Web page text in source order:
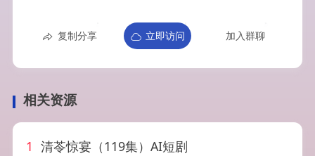
复制分享 立即访问 加入群聊
相关资源
1 清苓惊宴（119集）AI短剧